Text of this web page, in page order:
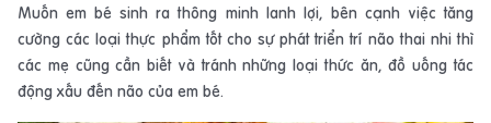
Muốn em bé sinh ra thông minh lanh lợi, bên cạnh việc tăng
cường các loại thực phẩm tốt cho sự phát triển trí não thai nhi thì
các mẹ cũng cần biết và tránh những loại thức ăn, đồ uống tác
động xấu đến não của em bé.